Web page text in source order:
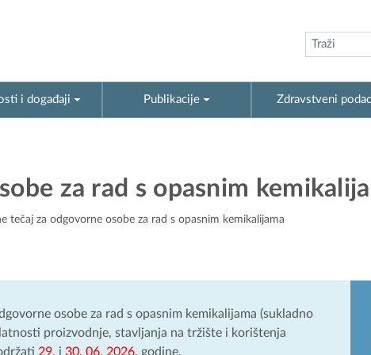
i događaji Publikacije Zdravstveni
za rad s opasnim
tečaj za odgovorne osobe za rad s opasnim kemikalijama
osobe za rad s opasnim kemikalijama (sukladno
proizvodnje, stavljanja na tržište i korištenja
29. i 30. 06. 2026. godine.